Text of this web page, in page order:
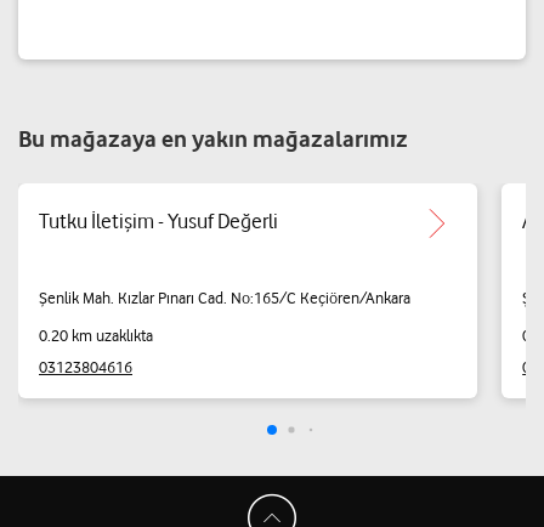
Bu mağazaya en yakın mağazalarımız
Tutku İletişim - Yusuf Değerli
Şenlik Mah. Kızlar Pınarı Cad. No:165/C Keçiören/Ankara
0.20 km uzaklıkta
03123804616